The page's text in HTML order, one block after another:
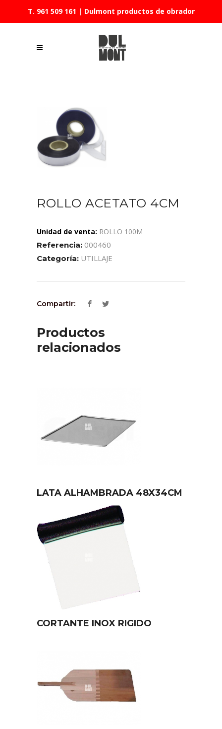
T. 961 509 161 | Dulmont productos de obrador
ROLLO ACETATO 4CM
Unidad de venta: ROLLO 100M
Referencia: 000460
Categoría: UTILLAJE
Compartir:
Productos
relacionados
LATA ALHAMBRADA 48X34CM
CORTANTE INOX RIGIDO